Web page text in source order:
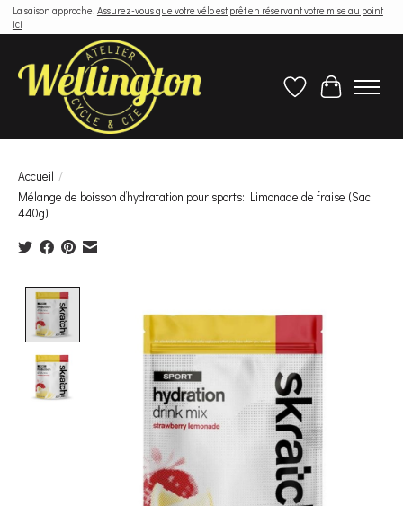
La saison approche! Assurez-vous que votre vélo est prêt en réservant votre mise au point
ici
Liste de souhaits
Panier
Accueil /
Mélange de boisson d’hydratation pour sports: Limonade de fraise (Sac
440g)